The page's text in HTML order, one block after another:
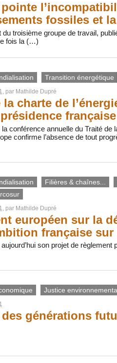
pointe
fossiles et
du troisième groupe de travail,
fois la (…)
Transition énergétique
, par Mathilde Dupré
la charte de
française
la conférence annuelle du Traité
confirme l’absence de tout
Filières & chaînes...
, par Mathilde Dupré
européen sur la
française
son projet de
Justice
générations